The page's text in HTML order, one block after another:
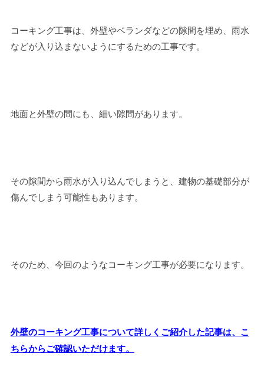
コーキング工事は、外壁やベランダなどの隙間を埋め、雨水
などが入り込まないようにするための工事です。
地面と外壁の間にも、細い隙間があります。
その隙間から雨水が入り込んでしまうと、建物の基礎部分が
傷んでしまう可能性もあります。
そのため、今回のようなコーキング工事が必要になります。
外壁のコーキング工事について詳しくご紹介した記事は、こ
ちらからご確認いただけます。